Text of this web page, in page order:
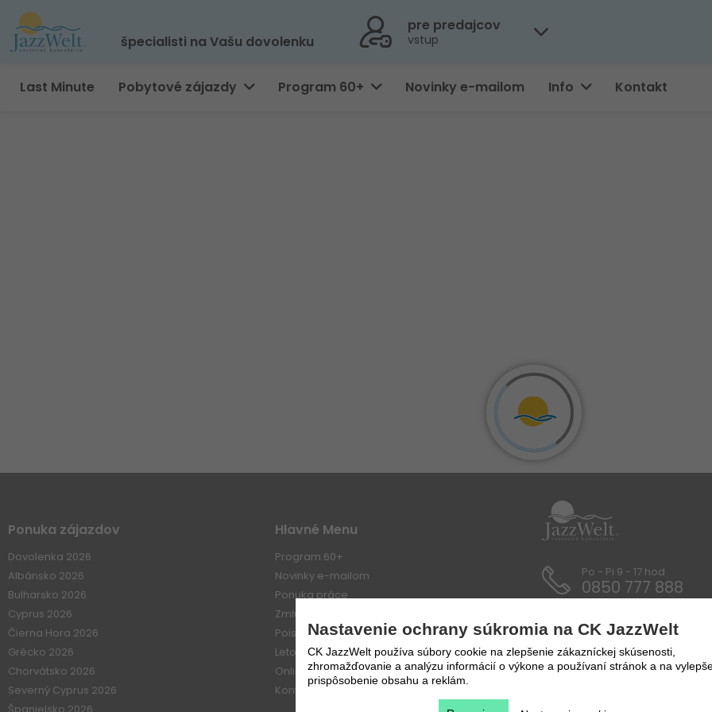
špecialisti na Vašu dovolenku
pre predajcov
vstup
Last Minute Pobytové zájazdy Program 60+ Novinky e-mailom Info Kontakt
Ponuka zájazdov
Dovolenka 2026
Albánsko 2026
Bulharsko 2026
Cyprus 2026
Čierna Hora 2026
Grécko 2026
Chorvátsko 2026
Severný Cyprus 2026
Hlavné Menu
Program 60+
Novinky e-mailom
Ponuka práce
Zmluvné vzťahy / Dokumenty
Poistenie
Letové poriadky a prepravné podmienky
Online platba
Kontakt
Po - Pi 9 - 17 hod
0850 777 888
Nastavenie ochrany súkromia na CK JazzWelt
CK JazzWelt používa súbory cookie na zlepšenie zákazníckej skúsenosti,
zhromažďovanie a analýzu informácií o výkone a používaní stránok a na
prispôsobenie obsahu a reklám.